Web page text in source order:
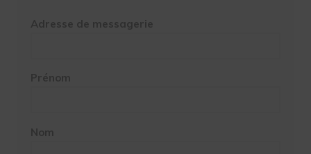
Adresse de messagerie
Prénom
Nom